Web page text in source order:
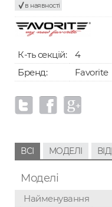
в наявності
К-ть секцій:
4
Бренд:
Favorite
ВСІ МОДЕЛІ
Моделі
Найменування